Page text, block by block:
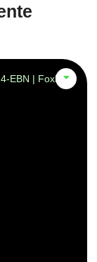
EBN | Foxlux